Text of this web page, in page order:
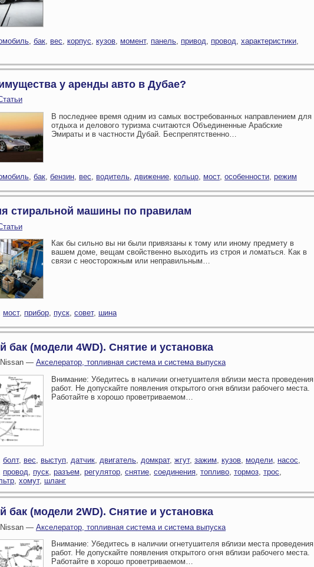
, бак, вес, корпус, кузов, момент, панель, привод, провод, характеристики,
у аренды авто в Дубае?
В последнее время одним из самых востребованных направлением для
отдыха и делового туризма считаются Объединенные Арабские
Эмираты и в частности Дубай. Беспрепятственно…
, бак, бензин, вес, водитель, движение, кольцо, мост, особенности, режим
стиральной машины по правилам
Как бы сильно вы ни были привязаны к тому или иному предмету в
вашем доме, вещам свойственно выходить из строя и ломаться. Как в
связи с неосторожным или неправильным…
мост, прибор, пуск, совет, шина
бак (модели 4WD). Снятие и установка
Nissan — Акселератор, топливная система и система выпуска
Внимание: Убедитесь в наличии огнетушителя вблизи места проведения
работ. Не допускайте появления открытого огня вблизи рабочего места.
Работайте в хорошо проветриваемом…
болт, вес, выступ, датчик, двигатель, домкрат, жгут, зажим, кузов, модели, насос,
провод пуск разъем регулятор снятие соединения топливо тормоз трос
хомут, шланг
бак (модели 2WD). Снятие и установка
Nissan — Акселератор, топливная система и система выпуска
Внимание: Убедитесь в наличии огнетушителя вблизи места проведения
работ. Не допускайте появления открытого огня вблизи рабочего места.
Работайте в хорошо проветриваемом…